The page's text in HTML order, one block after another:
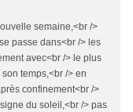
semaine,<br />
passe dans<br /> les
avec<br /> le plus
temps,<br /> en
confinement<br />
du soleil,<br /> pas